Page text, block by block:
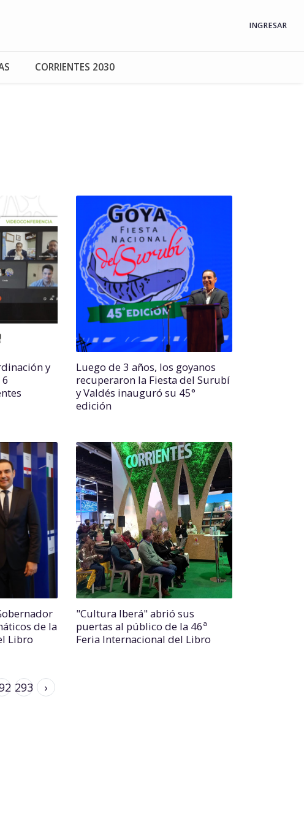
INGRESAR
CORRIENTES 2030
y
Luego de 3 años, los goyanos
recuperaron la Fiesta del Surubí
y Valdés inauguró su 45°
edición
de la
Libro
"Cultura Iberá" abrió sus
puertas al público de la 46ª
Feria Internacional del Libro
293 ›